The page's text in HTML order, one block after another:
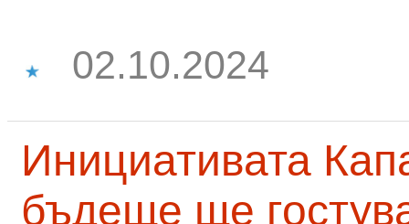
02.10.2024
Инициативата
бъдеще ще